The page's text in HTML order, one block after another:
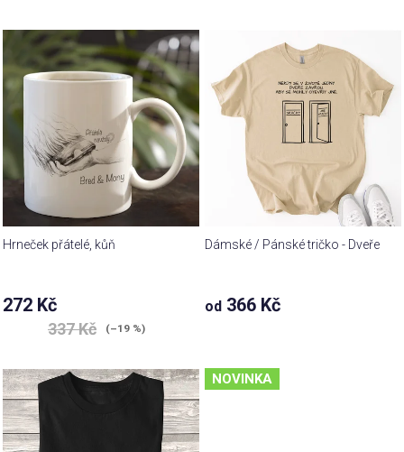
Hrneček přátelé, kůň
272 Kč
337 Kč (–19 %)
Dámské / Pánské tričko - Dveře
od 366 Kč
NOVINKA